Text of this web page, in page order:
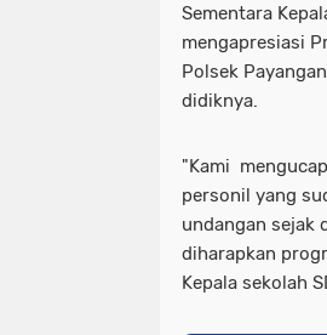
Sementara
mengapresiasi
Polsek
didiknya.
"Kami
personil yang
undangan sejak
diharapkan
Kepala sekolah